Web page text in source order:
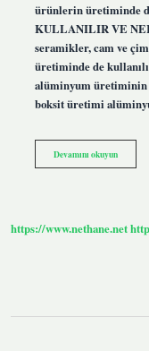
ürünlerin üretiminde
KULLANILIR VE
seramikler, cam ve
üretiminde de
alüminyum üretiminin
boksit üretimi
Devamını okuyunBoksit
Nerelerde
https://www.nethane.net